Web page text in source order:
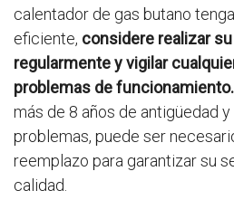
calentador de gas butano
eficiente, considere realizar
regularmente y vigilar
problemas de funcionamiento.
más de 8 años de antigüedad
problemas, puede ser
reemplazo para garantizar su
calidad.